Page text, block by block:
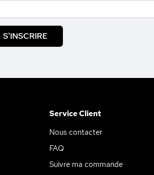
S'INSCRIRE
Service Client
Nous contacter
FAQ
Suivre ma commande